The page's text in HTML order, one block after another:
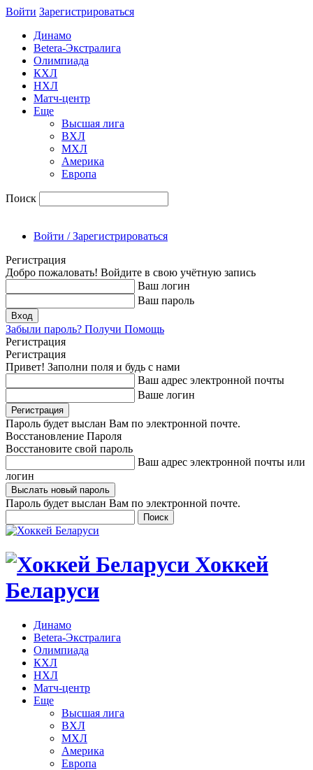
Войти Зарегиcтрироваться
Динамо
Betera-Экстралига
Олимпиада
КХЛ
НХЛ
Матч-центр
Еще
Высшая лига
ВХЛ
МХЛ
Америка
Европа
Поиск
Войти / Зарегистрироваться
Регистрация
Добро пожаловать! Войдите в свою учётную запись
Ваш логин
Ваш пароль
Забыли пароль? Получи Помощь
Регистрация
Регистрация
Привет! Заполни поля и будь с нами
Ваш адрес электронной почты
Ваше логин
Пароль будет выслан Вам по электронной почте.
Восстановление Пароля
Восстановите свой пароль
Ваш адрес электронной почты или
логин
Пароль будет выслан Вам по электронной почте.
Хоккей
Беларуси
Динамо
Betera-Экстралига
Олимпиада
КХЛ
НХЛ
Матч-центр
Еще
Высшая лига
ВХЛ
МХЛ
Америка
Европа